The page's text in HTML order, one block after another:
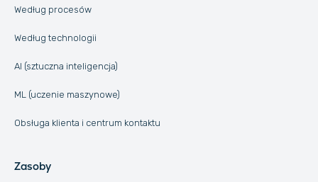
Według procesów
Według technologii
AI (sztuczna inteligencja)
ML (uczenie maszynowe)
Obsługa klienta i centrum kontaktu
Zasoby